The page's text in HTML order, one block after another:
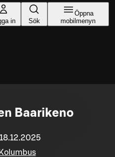
in Sök
Öppna
mobilmenyn
Baarikeno